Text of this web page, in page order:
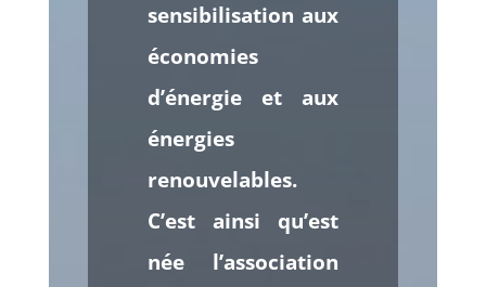
sensibilisation aux
économies
d’énergie et aux
énergies
renouvelables.
C’est ainsi qu’est
née l’association